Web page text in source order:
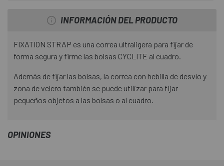
INFORMACIÓN DEL PRODUCTO
FIXATION STRAP es una correa ultraligera para fijar de
forma segura y firme las bolsas CYCLITE al cuadro.
Además de fijar las bolsas, la correa con hebilla de desvío y
zona de velcro también se puede utilizar para fijar
pequeños objetos a las bolsas o al cuadro.
OPINIONES